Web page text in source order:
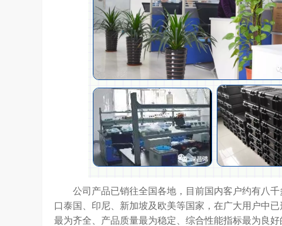
公司产品已销往全国各地，目前国内客户约有八千
口泰国、印尼、新加坡及欧美等国家，在广大用户中
最为齐全、产品质量最为稳定、综合性能指标最为良好